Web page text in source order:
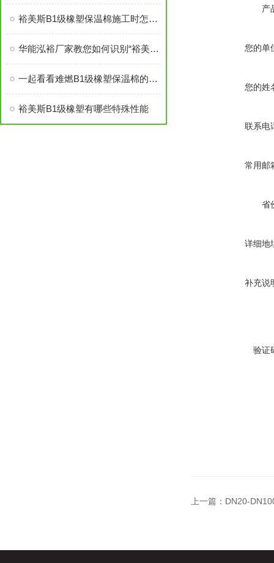
裕美斯B1级橡塑保温棉施工时怎样选配及体积计算方法
华能泓裕厂家教您如何识别“裕美斯”牌B1级橡塑保温棉产品
一起看看难燃B1级橡塑保温棉的原材料性能
裕美斯B1级橡塑有哪些特殊性能
产
您的单
您的姓
联系电
常用邮
省
详细地
补充说
验证
上一篇： DN20-